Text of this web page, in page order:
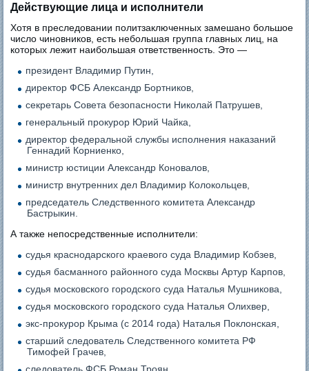
Действующие лица и исполнители
Хотя в преследовании политзаключенных замешано большое
число чиновников, есть небольшая группа главных лиц, на
которых лежит наибольшая ответственность. Это —
президент Владимир Путин,
директор ФСБ Александр Бортников,
секретарь Совета безопасности Николай Патрушев,
генеральный прокурор Юрий Чайка,
директор федеральной службы исполнения наказаний
Геннадий Корниенко,
министр юстиции Александр Коновалов,
министр внутренних дел Владимир Колокольцев,
председатель Следственного комитета Александр
Бастрыкин.
А также непосредственные исполнители:
судья краснодарского краевого суда Владимир Кобзев,
судья басманного районного суда Москвы Артур Карпов,
судья московского городского суда Наталья Мушникова,
судья московского городского суда Наталья Олихвер,
экс-прокурор Крыма (с 2014 года) Наталья Поклонская,
старший следователь Следственного комитета РФ
Тимофей Грачев,